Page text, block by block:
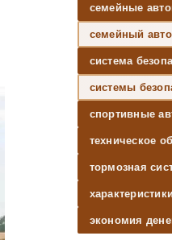
семейные
семейный
система
системы
спортивные
техническое
тормозная
экономия